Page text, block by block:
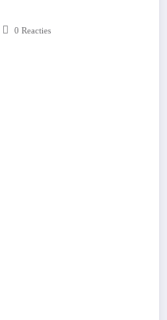
0 Reacties